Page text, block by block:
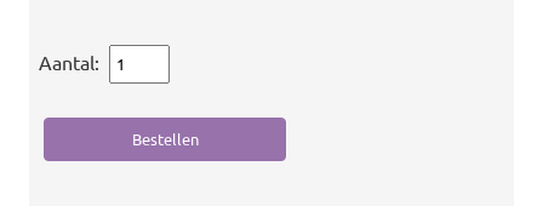
Aantal: